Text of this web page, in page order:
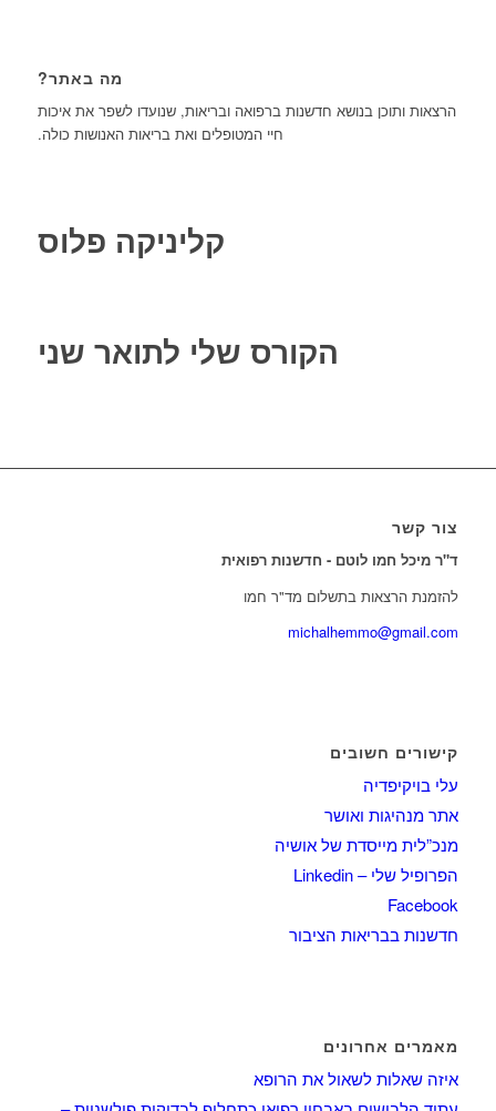
מה באתר?
הרצאות ותוכן בנושא חדשנות ברפואה ובריאות, שנועדו לשפר את איכות
חיי המטופלים ואת בריאות האנושות כולה.
קליניקה פלוס
הקורס שלי לתואר שני
צור קשר
ד"ר מיכל חמו לוטם - חדשנות רפואית
להזמנת הרצאות בתשלום מד"ר חמו
michalhemmo@gmail.com
קישורים חשובים
עלי בויקיפדיה
אתר מנהיגות ואושר
מנכ”לית מייסדת של אושיה
הפרופיל שלי – Linkedin
Facebook
חדשנות בבריאות הציבור
מאמרים אחרונים
איזה שאלות לשאול את הרופא